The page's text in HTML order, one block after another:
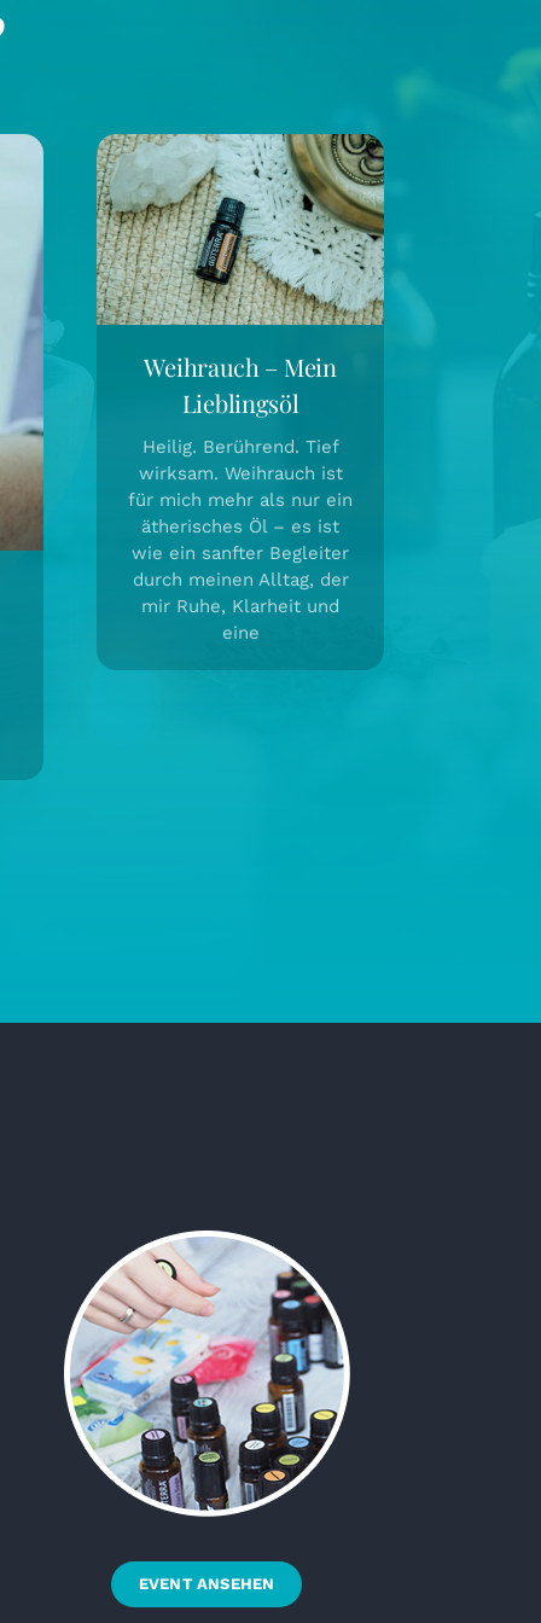
Weihrauch – Mein
Lieblingsöl
Heilig. Berührend. Tief
wirksam. Weihrauch ist
für mich mehr als nur ein
ätherisches Öl – es ist
wie ein sanfter Begleiter
durch meinen Alltag, der
mir Ruhe, Klarheit und
eine
EVENT ANSEHEN